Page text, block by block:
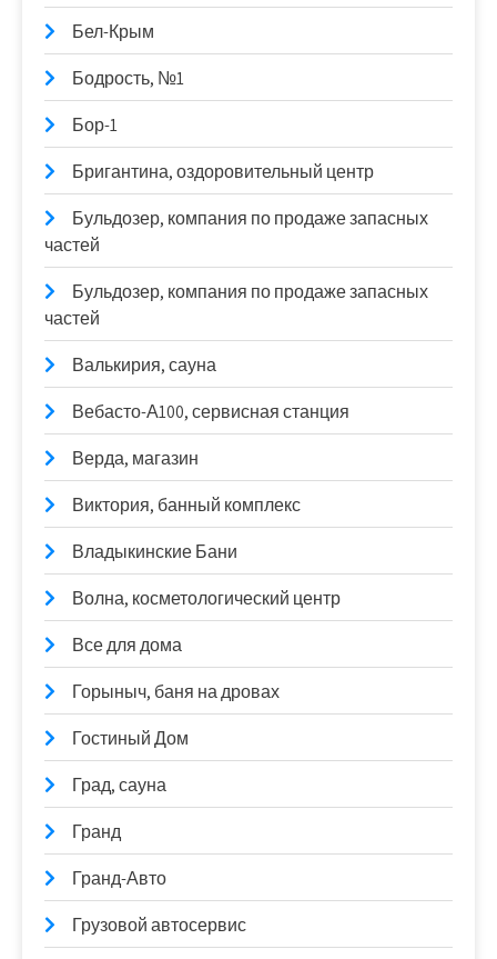
Бел-Крым
Бодрость, №1
Бор-1
Бригантина, оздоровительный центр
Бульдозер, компания по продаже запасных
частей
Бульдозер, компания по продаже запасных
частей
Валькирия, сауна
Вебасто-А100, сервисная станция
Верда, магазин
Виктория, банный комплекс
Владыкинские Бани
Волна, косметологический центр
Все для дома
Горыныч, баня на дровах
Гостиный Дом
Град, сауна
Гранд
Гранд-Авто
Грузовой автосервис